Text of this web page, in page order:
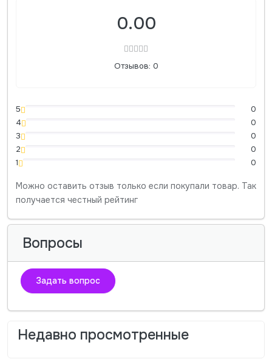
0.00
Отзывов: 0
5
0
4
0
3
0
2
0
1
0
Можно оставить отзыв только если покупали товар. Так
получается честный рейтинг
Вопросы
Задать вопрос
Недавно просмотренные